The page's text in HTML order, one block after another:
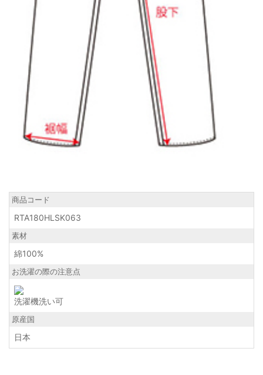
商品コード
RTA180HLSK063
素材
綿100%
お洗濯の際の注意点
洗濯機洗い可
原産国
日本